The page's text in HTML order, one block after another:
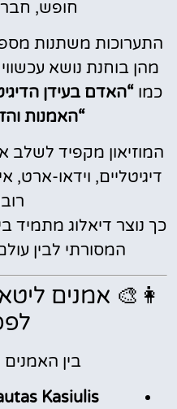
חופש,
התערוכות משתנות
מהן בוחנת נושא
כמו “האדם בעידן
“האמנות
המוזיאון מקפיד לשלב
דיגיטליים, וידאו-ארט,
כך נוצר דיאלוג מתמיד
המסורתי לבין
👩‍🎨 אמנים
בין
Kasiulis